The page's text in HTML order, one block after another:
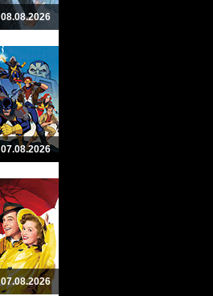
08.08.2026
07.08.2026
07.08.2026